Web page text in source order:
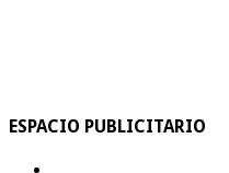
ESPACIO PUBLICITARIO